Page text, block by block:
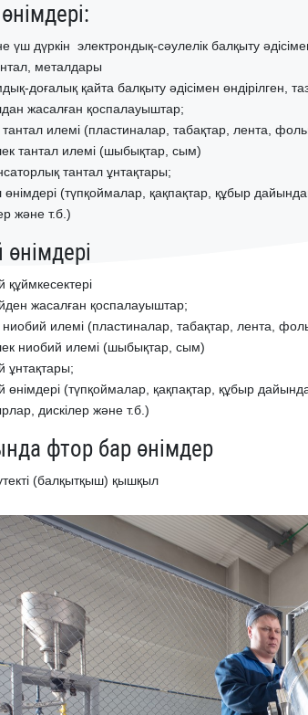
үш дүркін электрондық-сәулелік балқыту
металдары
доғалық қайта балқыту әдісімен өндірілген,
жасалған қоспалауыштар;
илемі (пластиналар, табақтар, лента,
тантал илемі (шыбықтар, сым)
тантал ұнтақтары;
өнімдері (түпқоймалар, қақпақтар, құбыр
және т.б.)
құймкесектері
жасалған қоспалауыштар;
илемі (пластиналар, табақтар, лента,
ниобий илемі (шыбықтар, сым)
ұнтақтары;
өнімдері (түпқоймалар, қақпақтар, құбыр
дискілер және т.б.)
фтор бар өнімдер
(балқытқыш) қышқыл